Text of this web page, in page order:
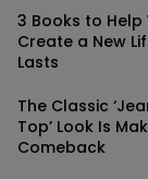
3 Books to Help
Create a New
Lasts
The Classic
Top’ Look Is
Comeback